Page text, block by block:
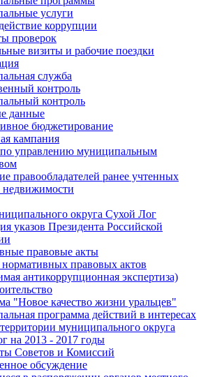
услуги
коррупции
проверок
визиты и рабочие поездки
служба
контроль
контроль
данные
бюджетирование
кампания
управлению муниципальным
правообладателей ранее учтенных
недвижимости
округа Сухой Лог
указов Президента Российской
правовые акты
правовых актов
антикоррупционная экспертиза)
"Новое качество жизни уральцев"
программа действий в интересах
муниципального округа
на 2013 - 2017 годы
Советов и Комиссий
обсуждение